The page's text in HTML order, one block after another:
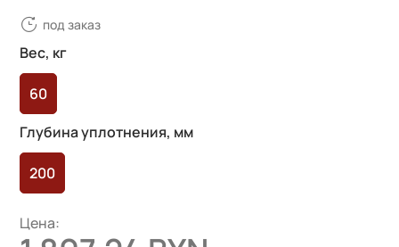
под заказ
Вес, кг
60
Глубина уплотнения, мм
200
Цена: